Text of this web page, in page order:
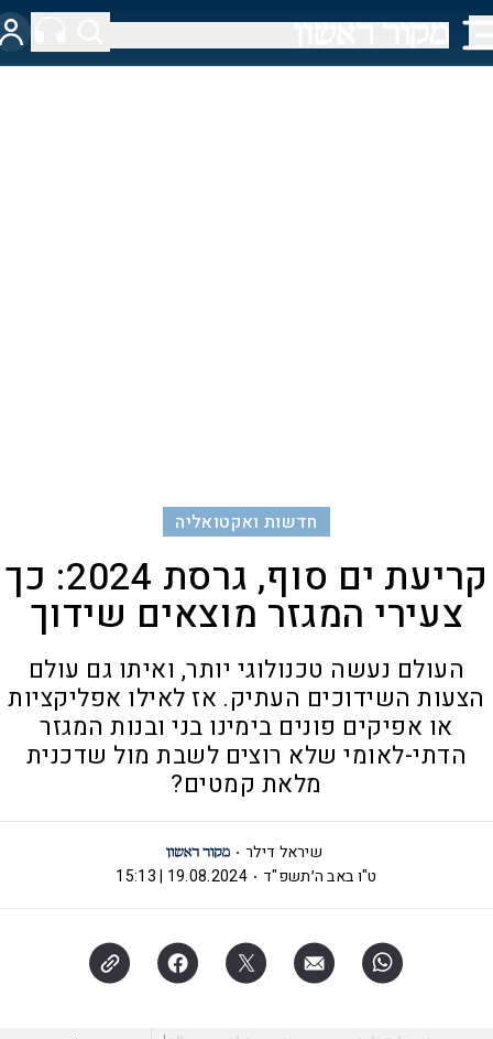
חדשות ואקטואליה
קריעת ים סוף, גרסת 2024: כך
צעירי המגזר מוצאים שידוך
העולם נעשה טכנולוגי יותר, ואיתו גם עולם
הצעות השידוכים העתיק. אז לאילו אפליקציות
או אפיקים פונים בימינו בני ובנות המגזר
הדתי-לאומי שלא רוצים לשבת מול שדכנית
מלאת קמטים?
שיראל דילר
ט"ו באב ה׳תשפ"ד
19.08.2024 | 15:13